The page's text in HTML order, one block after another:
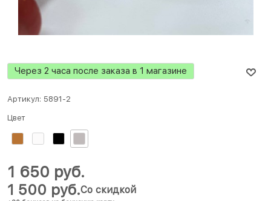
Через 2 часа после заказа в 1 магазине
Артикул: 5891-2
Цвет
1 500 руб.Со скидкой
1 650 руб.